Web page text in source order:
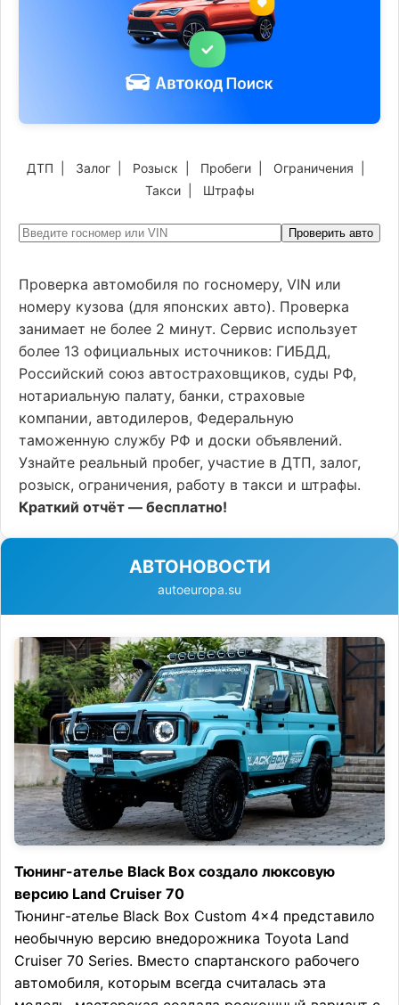
ДТП Залог Розыск Пробеги Ограничения
Такси| Штрафы
Проверить авто
Проверка автомобиля по госномеру, VIN или
номеру кузова (для японских авто). Проверка
занимает не более 2 минут. Сервис использует
более 13 официальных источников: ГИБДД,
Российский союз автостраховщиков, суды РФ,
нотариальную палату, банки, страховые
компании, автодилеров, Федеральную
таможенную службу РФ и доски объявлений.
Узнайте реальный пробег, участие в ДТП, залог,
розыск, ограничения, работу в такси и штрафы.
Краткий отчёт — бесплатно!
АВТОНОВОСТИ
autoeuropa.su
Тюнинг-ателье Black Box создало люксовую
версию Land Cruiser 70
Тюнинг-ателье Black Box Custom 4×4 представило
необычную версию внедорожника Toyota Land
Cruiser 70 Series. Вместо спартанского рабочего
автомобиля, которым всегда считалась эта